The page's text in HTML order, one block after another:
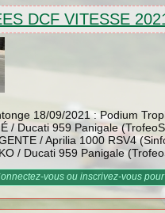
DCF VITESSE
18/09/2021 : Podium
/ Ducati 959 Panigale
/ Aprilia 1000 RSV4
/ Ducati 959 Panigale
DCF Vitesse 2021 / "Furissima"
vous ouinscrivez-vous